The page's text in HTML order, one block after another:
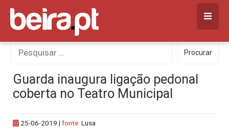
Skip
content
Procurar
por:
Procurar
Guarda inaugura ligação pedonal
coberta no Teatro Municipal
25-06-2019 | fonte: Lusa